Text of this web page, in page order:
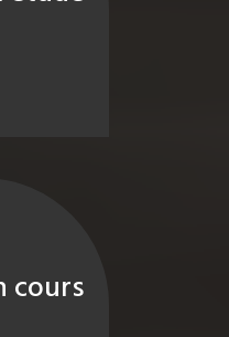
cours